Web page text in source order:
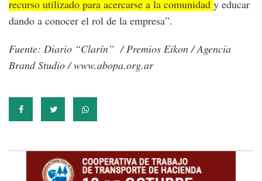
recurso utilizado para acercarse a la comunidad y educar
dando a conocer el rol de la empresa”.
Fuente: Diario “Clarín” / Premios Eikon / Agencia
Brand Studio / www.abopa.org.ar